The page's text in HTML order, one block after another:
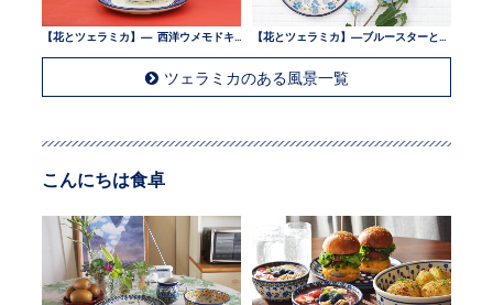
ツェラミカのある風景一覧
こんにちは食卓